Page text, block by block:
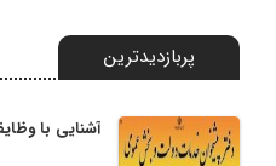
پربازدیدترین
آشنایی با